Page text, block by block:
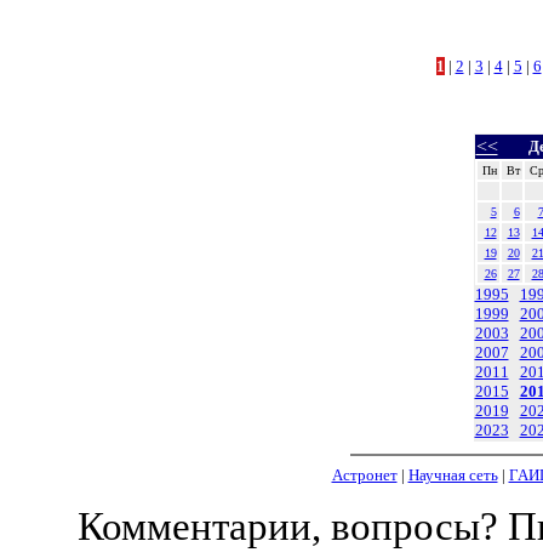
1 | 2 | 3 | 4| 5 | 6
<<
Пн Вт Ср
5 6
7
12
13
14
19
20
21
26
27 28
1995
1999
2003
2007
2011
2015
2019
2023
Астронет| Научная сеть|
Комментарии, вопросы?